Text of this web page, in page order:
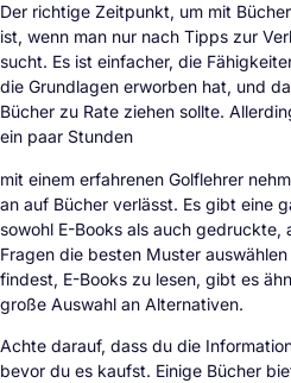
Der richtige Zeitpunkt, um mit
ist, wenn man nur nach Tipps zur
sucht. Es ist einfacher, die
die Grundlagen erworben hat, und
Bücher zu Rate ziehen sollte.
ein paar Stunden
mit einem erfahrenen Golflehrer
an auf Bücher verlässt. Es gibt eine
sowohl E-Books als auch gedruckte,
Fragen die besten Muster
findest, E-Books zu lesen, gibt es
große Auswahl an Alternativen.
Achte darauf, dass du die
bevor du es kaufst. Einige Bücher